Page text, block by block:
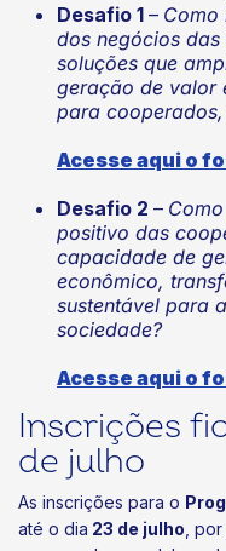
Desafio 1 – Como
dos negócios
soluções que
geração de valor
para
Acesse aqui o
Desafio 2 –
positivo das
capacidade de
econômico,
sustentável para
sociedade?
Acesse aqui o
Inscrições
de julho
As inscrições para o
até o dia 23 de julho ,